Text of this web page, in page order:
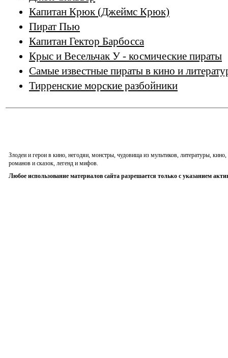
Капитан Крюк (Джеймс Крюк)
Пират Пью
Капитан Гектор Барбосса
Крыс и Весельчак У - космические пираты
Самые известные пираты в кино и
Тирренские морские разбойники
Злодеи и герои в кино, негодяи, монстры, чудовища из мультиков, литературы,
романов и сказок, легенд и мифов.
Любое использование материалов сайта разрешается только с указанием